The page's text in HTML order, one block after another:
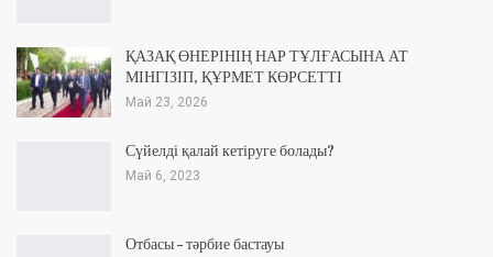
ҚАЗАҚ ӨНЕРІНІҢ НАР ТҰЛҒАСЫНА АТ
МІНГІЗІП, ҚҰРМЕТ КӨРСЕТТІ
Май 23, 2026
Сүйелді қалай кетіруге болады?
Май 6, 2023
Отбасы – тәрбие бастауы